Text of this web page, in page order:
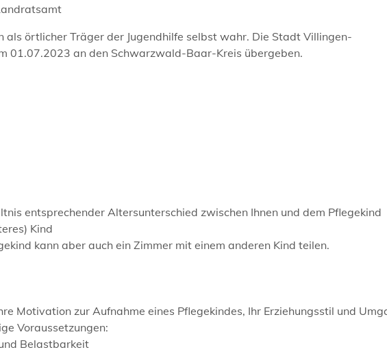
örtlicher Träger der Jugendhilfe selbst wahr. Die Stadt Villingen-
01.07.2023 an den Schwarzwald-Baar-Kreis übergeben.
entsprechender Altersunterschied zwischen Ihnen und dem Pflegekind
Kind
kann aber auch ein Zimmer mit einem anderen Kind teilen.
Motivation zur Aufnahme eines Pflegekindes, Ihr Erziehungsstil und
Voraussetzungen:
Belastbarkeit